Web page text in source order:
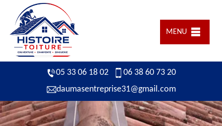
MENU
05 33 06 18 02
06 38 60 73 20
daumasentreprise31@gmail.com